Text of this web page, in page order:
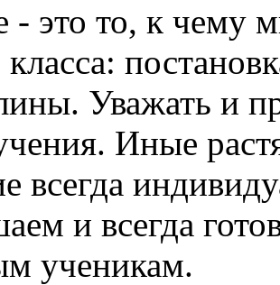
- это то, к чему
Уважать и
Иные
всегда
и всегда
ученикам.